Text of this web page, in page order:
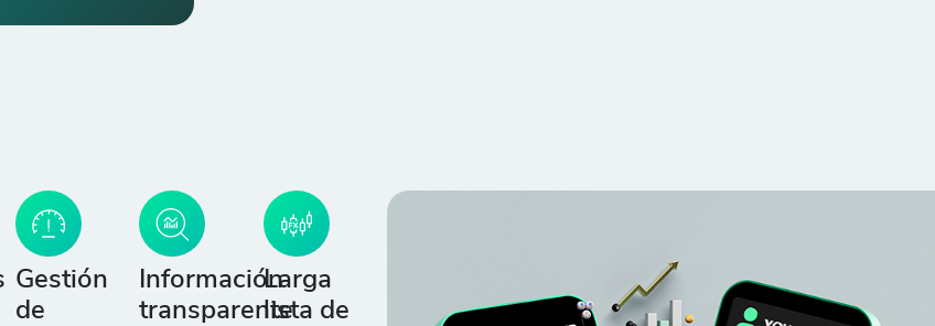
Gestión
de
Información
transparente
Larga
lista de